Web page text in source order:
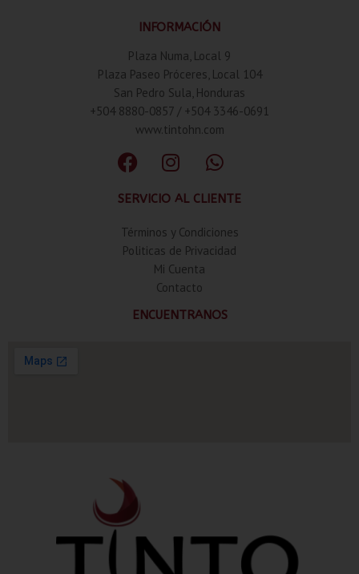
INFORMACIÓN
Plaza Numa, Local 9
Plaza Paseo Próceres, Local 104
San Pedro Sula, Honduras
+504 8880-0857 / +504 3346-0691
www.tintohn.com
SERVICIO AL CLIENTE
Términos y Condiciones
Politicas de Privacidad
Mi Cuenta
Contacto
ENCUENTRANOS